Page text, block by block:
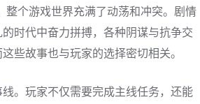
整个游戏世界充满了动荡和冲突。剧情
时代中奋力拼搏，各种阴谋与抗争交
些故事也与玩家的选择密切相关。
。玩家不仅需要完成主线任务，还能